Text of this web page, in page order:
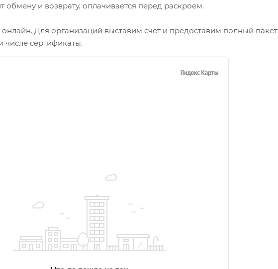
и возврату, оплачивается перед раскроем.
Для организаций выставим счет и предоставим полный пакет
числе сертификаты.